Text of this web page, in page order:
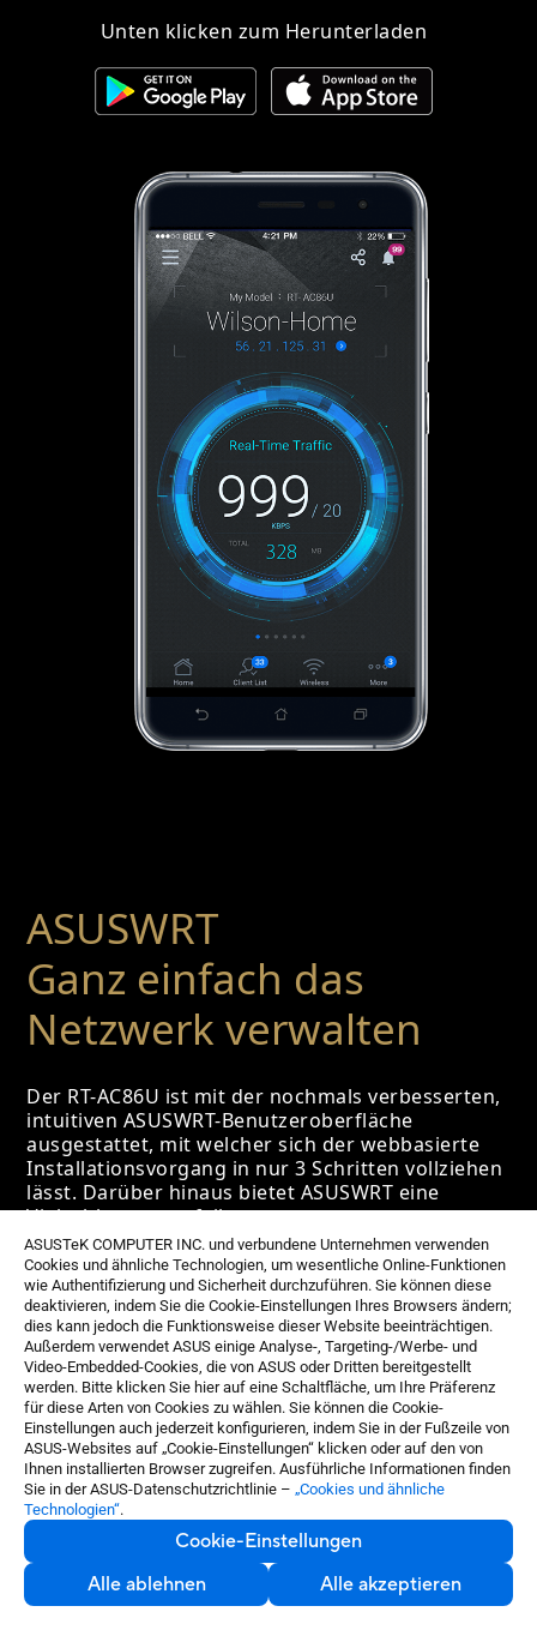
ASUSTeK COMPUTER INC. und verbundene Unternehmen verwenden
Cookies und ähnliche Technologien, um wesentliche Online-Funktionen
wie Authentifizierung und Sicherheit durchzuführen. Sie können diese
deaktivieren, indem Sie die Cookie-Einstellungen Ihres Browsers ändern;
dies kann jedoch die Funktionsweise dieser Website beeinträchtigen.
Außerdem verwendet ASUS einige Analyse-, Targeting-/Werbe- und
Video-Embedded-Cookies, die von ASUS oder Dritten bereitgestellt
werden. Bitte klicken Sie hier auf eine Schaltfläche, um Ihre Präferenz
für diese Arten von Cookies zu wählen. Sie können die Cookie-
Einstellungen auch jederzeit konfigurieren, indem Sie in der Fußzeile von
ASUS-Websites auf „Cookie-Einstellungen“ klicken oder auf den von
Ihnen installierten Browser zugreifen. Ausführliche Informationen finden
Sie in der ASUS-Datenschutzrichtlinie – „Cookies und ähnliche
Technologien“.
Cookie-Einstellungen
Alle ablehnen
Alle akzeptieren
Unten klicken zum Herunterladen
ASUSWRT
Ganz einfach das
Netzwerk verwalten
Der RT-AC86U ist mit der nochmals verbesserten,
intuitiven ASUSWRT-Benutzeroberfläche
ausgestattet, mit welcher sich der webbasierte
Installationsvorgang in nur 3 Schritten vollziehen
lässt. Darüber hinaus bietet ASUSWRT eine
Vielzahl an ausgefeilten
Einstellungsmöglichkeiten.
Mehr über die exklusiven Features erfahren